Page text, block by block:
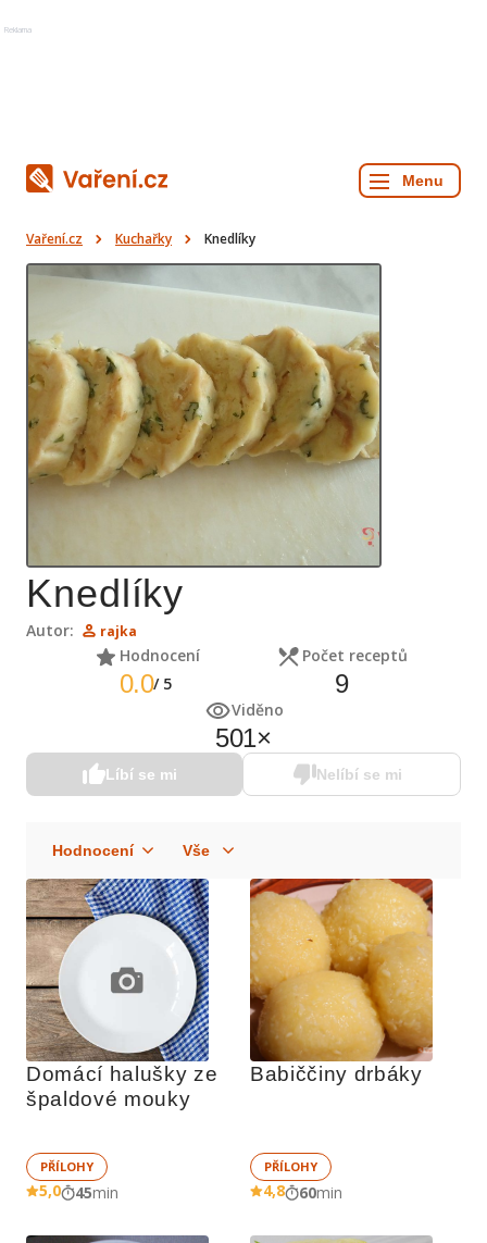
Reklama
Vaření.cz Kuchařky Knedlíky
Knedlíky
Autor: rajka
Hodnocení
0.0/ 5
Počet receptů
9
Viděno
501×
Líbí se mi Nelíbí se mi
Domácí halušky ze
špaldové mouky
PŘÍLOHY
5,0 45min
Babiččiny drbáky
PŘÍLOHY
4,8 60min